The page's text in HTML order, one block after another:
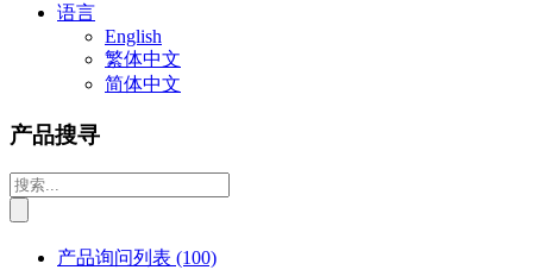
语言
English
繁体中文
简体中文
产品搜寻
产品询问列表 (100)